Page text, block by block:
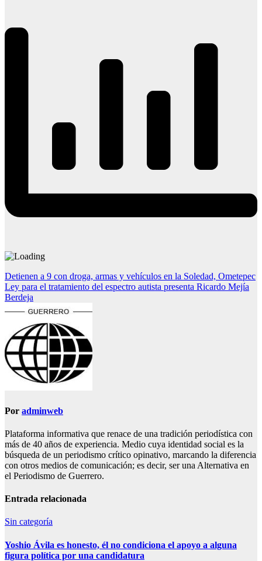
Navegación
de
entradas
Detienen a 9 con droga, armas y vehículos en la Soledad, Ometepec
Ley para el tratamiento del espectro autista presenta Ricardo Mejía
Berdeja
Por adminweb
Plataforma informativa que renace de una tradición periodística con
más de 40 años de experiencia. Medio cuya identidad social es la
búsqueda de un periodismo crítico opinativo, marcando la diferencia
con otros medios de comunicación; es decir, ser una Alternativa en
el Periodismo de Guerrero.
Entrada relacionada
Sin categoría
Yoshio Ávila es honesto, él no condiciona el apoyo a alguna
figura política por una candidatura